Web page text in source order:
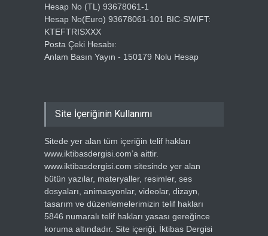
Hesap No (TL) 93678061-1
Hesap No(Euro) 93678061-101 BIC-SWIFT:
KTEFTRISXXX
Posta Çeki Hesabı:
Anlam Basın Yayın - 150179 Nolu Hesap
Site İçeriğinin Kullanımı
Sitede yer alan tüm içeriğin telif hakları
www.iktibasdergisi.com’a aittir.
www.iktibasdergisi.com sitesinde yer alan
bütün yazılar, materyaller, resimler, ses
dosyaları, animasyonlar, videolar, dizayn,
tasarım ve düzenlemelerimizin telif hakları
5846 numaralı telif hakları yasası gereğince
koruma altındadır. Site içeriği, İktibas Dergisi